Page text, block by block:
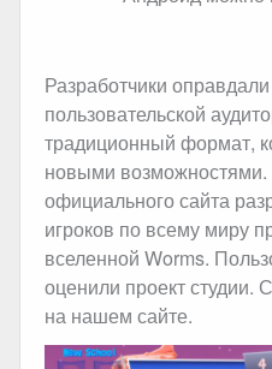
Разработчики
пользовательской
традиционный формат,
новыми
официального сайта
игроков по всему миру
вселенной Worms.
оценили проект студии.
на нашем сайте.